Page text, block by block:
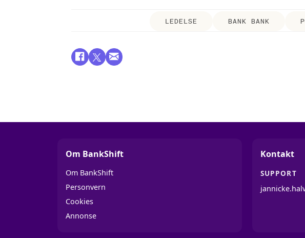
LEDELSE BANK BANK
Om BankShift
Om BankShift
Personvern
Cookies
Annonse
Kontakt
SUPPORT